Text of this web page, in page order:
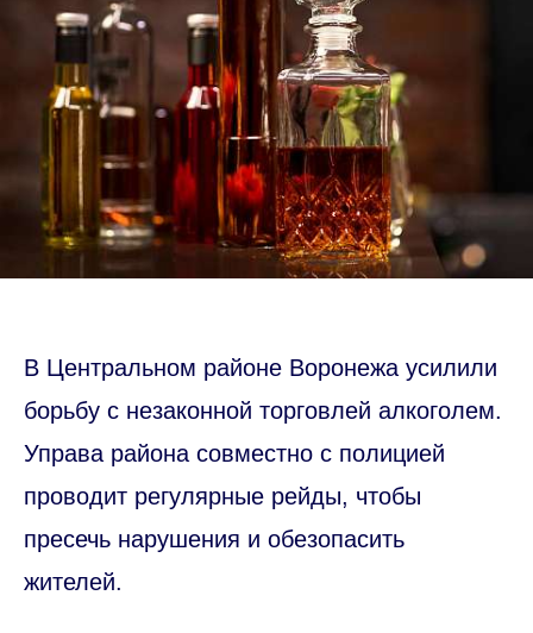
В Центральном районе Воронежа усилили
борьбу с незаконной торговлей алкоголем.
Управа района совместно с полицией
проводит регулярные рейды, чтобы
пресечь нарушения и обезопасить
жителей.